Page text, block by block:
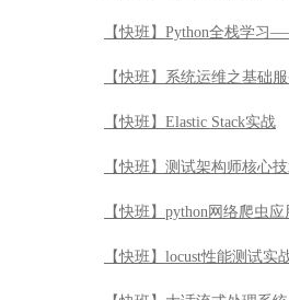
【快班】Python全栈学习
【快班】系统运维之基础
【快班】Elastic Stack实战
【快班】测试架构师核心
【快班】python网络爬虫
【快班】locust性能测试实